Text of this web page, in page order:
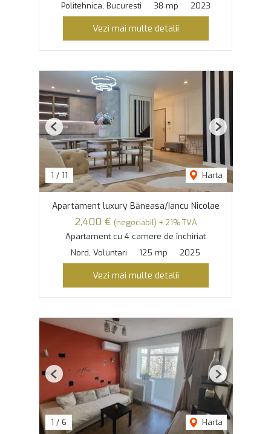
Politehnica, Bucuresti 38 mp 2023
Vezi mai multe detalii
1 / 11 Harta
Previous Next
Apartament luxury Băneasa/Iancu Nicolae
2,400 € (negociabil) + 21% TVA
Apartament cu 4 camere de închiriat
Nord, Voluntari
125 mp 2025
Vezi mai multe detalii
1 / 6 Harta
Previous Next